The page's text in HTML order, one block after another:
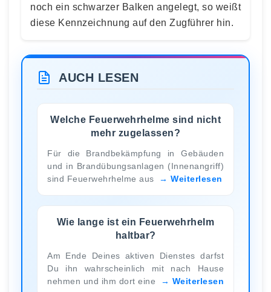
noch ein schwarzer Balken angelegt, so weißt
diese Kennzeichnung auf den Zugführer hin.
AUCH LESEN
Welche Feuerwehrhelme sind nicht
mehr zugelassen?
Für die Brandbekämpfung in Gebäuden
und in Brandübungsanlagen (Innenangriff)
sind Feuerwehrhelme aus
Weiterlesen
Wie lange ist ein Feuerwehrhelm
haltbar?
Am Ende Deines aktiven Dienstes darfst
Du ihn wahrscheinlich mit nach Hause
nehmen und ihm dort eine
Weiterlesen